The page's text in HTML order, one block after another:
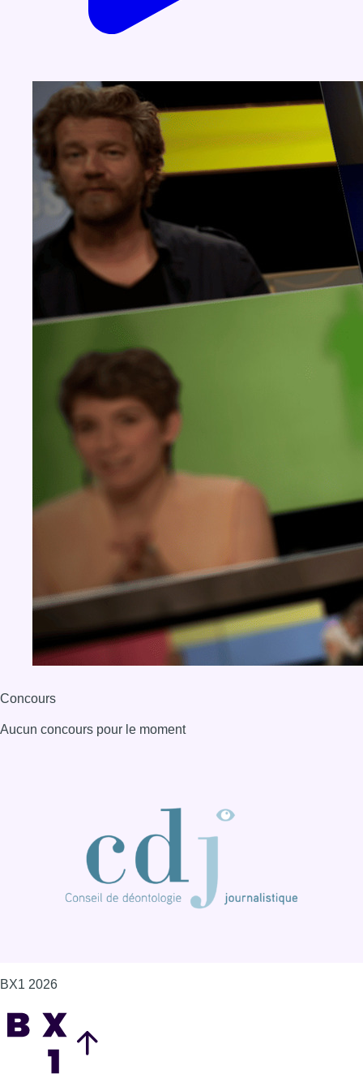
Concours
Aucun concours pour le moment
BX1 2026